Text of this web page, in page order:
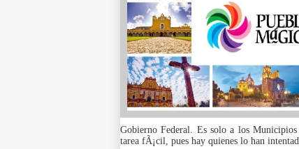
Gobierno Federal. Es solo a los
tarea fÃ¡cil, pues hay quienes lo han